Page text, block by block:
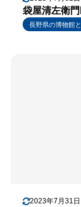
袋屋清左衛
長野県の博物館
2023年7月31日